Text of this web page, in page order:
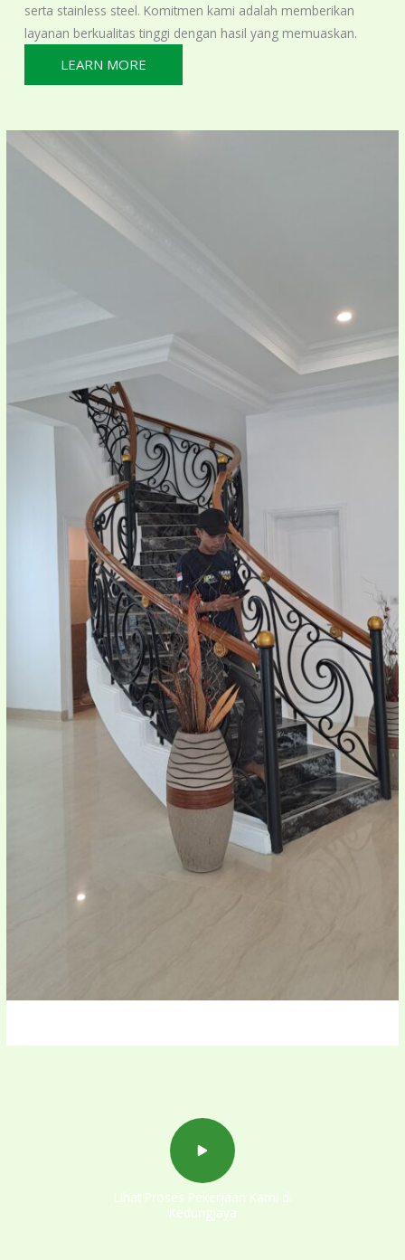
serta stainless steel. Komitmen kami adalah memberikan
layanan berkualitas tinggi dengan hasil yang memuaskan.
LEARN MORE
Lihat Proses Pekerjaan Kami di
Kedungjaya